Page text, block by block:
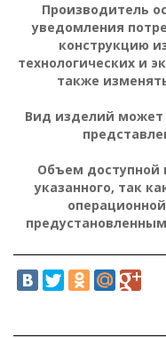
Производитель
уведомления
конструкцию
технологических и
также
Вид изделий может
Объем
указанного, так